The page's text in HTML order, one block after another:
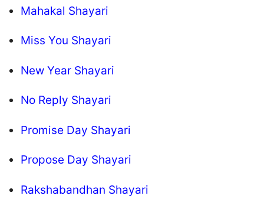
Mahakal Shayari
Miss You Shayari
New Year Shayari
No Reply Shayari
Promise Day Shayari
Propose Day Shayari
Rakshabandhan Shayari